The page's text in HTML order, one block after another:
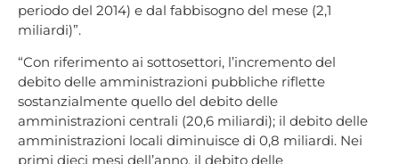
periodo del 2014) e dal fabbisogno del mese (2,1
miliardi)”.
“Con riferimento ai sottosettori, l’incremento del
debito delle amministrazioni pubbliche riflette
sostanzialmente quello del debito delle
amministrazioni centrali (20,6 miliardi); il debito delle
amministrazioni locali diminuisce di 0,8 miliardi. Nei
primi dieci mesi dell’anno, il debito delle